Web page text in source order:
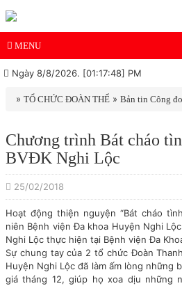
MENU
Ngày 8/8/2026. [01:17:48] PM
» TỔ CHỨC ĐOÀN THỂ » Bản tin Công
Chương trình Bát cháo
BVĐK Nghi Lộc
25/02/2018
Hoạt động thiện nguyện “Bát cháo
niên Bệnh viện Đa khoa Huyện Nghi
Nghi Lộc thực hiện tại Bệnh viện Đa
Sự chung tay của 2 tổ chức Đoàn
Huyện Nghi Lộc đã làm ấm lòng những
giá tháng 12, giúp họ xoa dịu những